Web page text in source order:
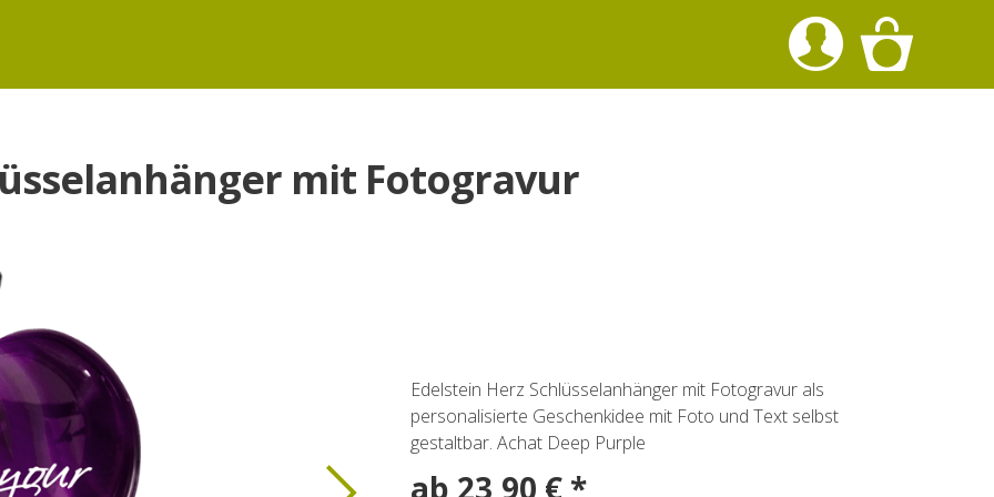
mit Fotogravur
Edelstein Herz Schlüsselanhänger mit Fotogravur als
personalisierte Geschenkidee mit Foto und Text selbst
gestaltbar. Achat Deep Purple
ab 23,90 € *